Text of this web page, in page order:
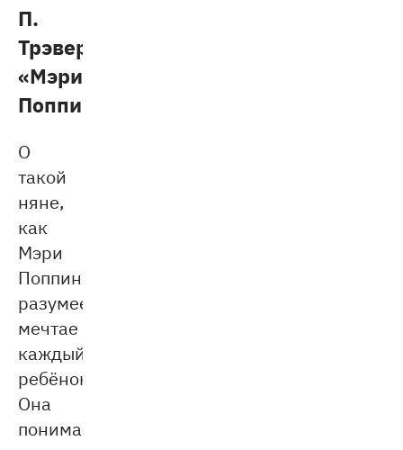
П.
Трэверс
«Мэри
Поппинс»
О
такой
няне,
как
Мэри
Поппинс,
разумеется,
мечтае
каждый
ребёнок.
Она
понимает